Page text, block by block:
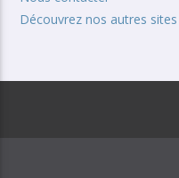
Découvrez nos autres sites